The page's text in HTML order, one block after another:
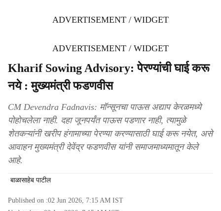
ADVERTISEMENT / WIDGET
ADVERTISEMENT / WIDGET
Kharif Sowing Advisory: पेरण्यांची घाई करू
नये : मुख्यमंत्री फडणवीस
CM Devendra Fadnavis: मॉन्सूनचा पाऊस अद्याप केरळमध्ये
पोहोचलेला नाही. दहा जूनपर्यंत पाऊस पडणार नाही, त्यामुळे
शेतकऱ्यांनी खरीप हंगामाच्या पेरण्या करण्यासाठी घाई करू नयेत, असे
आवाहन मुख्यमंत्री देवेंद्र फडणवीस यांनी समाजमाध्यमातून केले
आहे.
बाळासाहेब पाटील
Published on :02 Jun 2026, 7:15 AM IST